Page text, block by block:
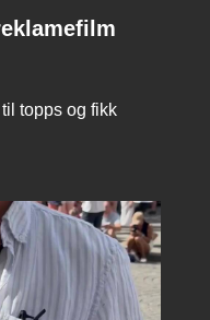
topps og fikk